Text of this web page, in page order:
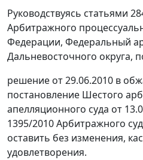
Руководствуясь статьями
Арбитражного
Федерации, Федеральный
Дальневосточного округа,
решение от 29.06.2010 в
постановление Шестого
апелляционного суда от
1395/2010 Арбитражного
оставить без изменения,
удовлетворения.